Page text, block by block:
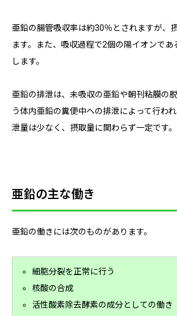
亜鉛の腸管吸収率は約30％とされますが、
ます。また、吸収過程で2個の陽イオンで
します。
亜鉛の排泄は、未吸収の亜鉛や朝刊粘膜の
う体内亜鉛の糞便中への排泄によって行わ
泄量は少なく、摂取量に関わらず一定です。
亜鉛の主な働き
亜鉛の働きには次のものがあります。
細胞分裂を正常に行う
核酸の合成
活性酸素除去酵素の成分としての働き